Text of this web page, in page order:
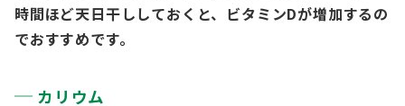
時間ほど天日干ししておくと、ビタミンDが増加するの
でおすすめです。
カリウム